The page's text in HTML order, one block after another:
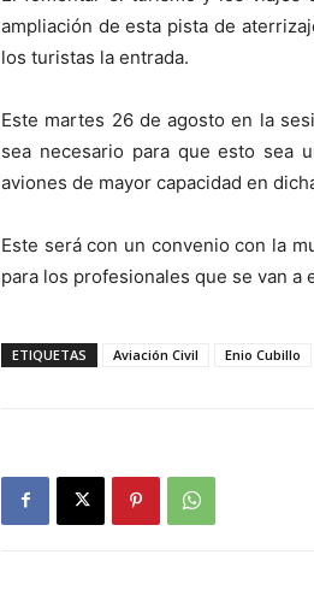
ampliación de esta pista de
los turistas la entrada.
Este martes 26 de agosto en la
sea necesario para que esto sea
aviones de mayor capacidad en
Este será con un convenio con la
para los profesionales que se van a
ETIQUETAS Aviación Civil Enio Cubillo